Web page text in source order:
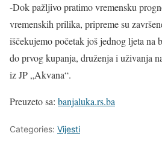
-Dok pažljivo pratimo vremensku
vremenskih prilika, pripreme su
iščekujemo početak još jednog ljeta na
do prvog kupanja, druženja i uživanja
iz JP „Akvana“.
Preuzeto sa: banjaluka.rs.ba
Categories: Vijesti